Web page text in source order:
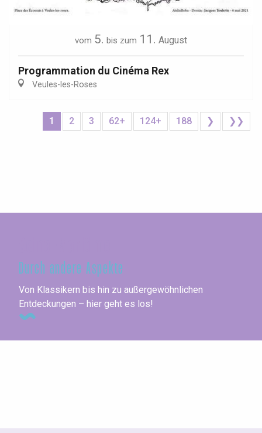
vom 5. bis zum 11. August
Programmation du Cinéma Rex
Veules-les-Roses
1 2 3 62+ 124+ 188 ❯ ❯❯
Durch andere Aspekte
Von Klassikern bis hin zu außergewöhnlichen
Entdeckungen – hier geht es los!